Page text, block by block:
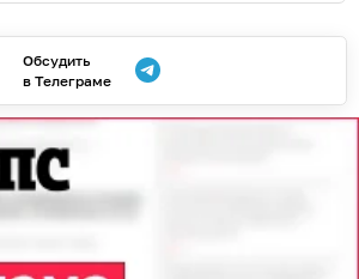
Обсудить
в Телеграме